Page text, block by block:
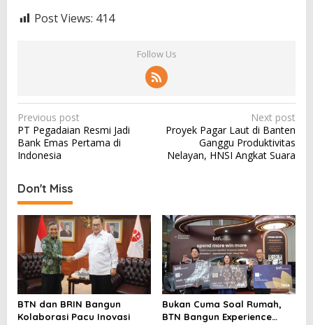
Post Views: 414
Follow Us
P
o
s
n
a
v
i
g
a
t
Previous post
PT Pegadaian Resmi Jadi
Bank Emas Pertama di
Indonesia
Next post
Proyek Pagar Laut di Banten
Ganggu Produktivitas
Nelayan, HNSI Angkat Suara
Don't Miss
BTN dan BRIN Bangun
Kolaborasi Pacu Inovasi
Bukan Cuma Soal Rumah,
BTN Bangun Experience